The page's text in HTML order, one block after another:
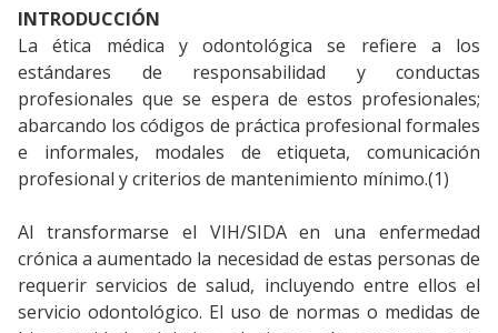
INTRODUCCIÓN
La ética médica y odontológica se refiere a los
estándares de responsabilidad y conductas
profesionales que se espera de estos profesionales;
abarcando los códigos de práctica profesional formales
e informales, modales de etiqueta, comunicación
profesional y criterios de mantenimiento mínimo.(1)
Al transformarse el VIH/SIDA en una enfermedad
crónica a aumentado la necesidad de estas personas de
requerir servicios de salud, incluyendo entre ellos el
servicio odontológico. El uso de normas o medidas de